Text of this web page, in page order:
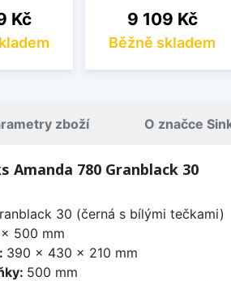
Kč Cena
9 109 Kč
Běžně skladem
zboží O značce
Amanda 780 Granblack 30
30 (černá s bílými tečkami)
500 mm
390 x 430 x 210 mm
500 mm